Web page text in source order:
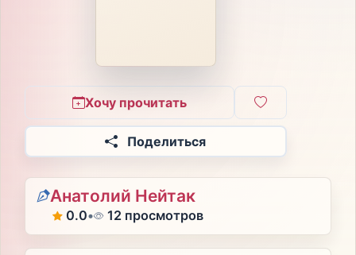
Хочу прочитать
Поделиться
Анатолий Нейтак
0.0• 12 просмотров